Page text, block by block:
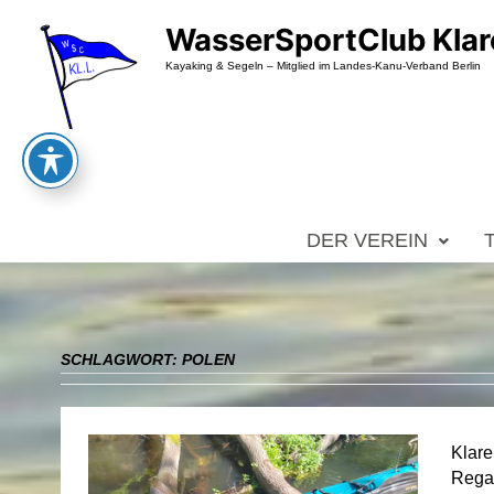
springen
WasserSportClub
Kayaking & Segeln – Mitglied im Landes-Kanu-Verband Berlin
DER VEREIN
SCHLAGWORT:POLEN